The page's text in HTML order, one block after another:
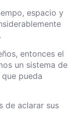
espacio y
entonces el
un sistema de
pueda
de aclarar sus